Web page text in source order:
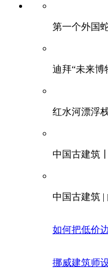
第一个外国
迪拜“未来博
红水河漂浮
中国古建筑
中国古建筑 |
如何把低价
挪威建筑师